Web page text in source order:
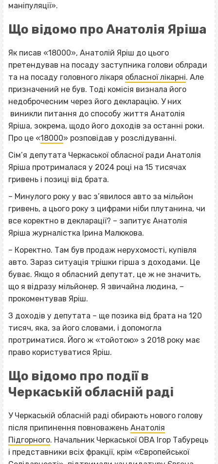
маніпуляції».
Що відомо про Анатолія Яріша
Як писав «18000», Анатолій Яріш до цього
претендував на посаду заступника голови облради
та на посаду головного лікаря обласної лікарні. Але
призначений не був. Тоді комісія визнала його
недоброчесним через його декларацію. У них
виникли питання до способу життя Анатолія
Яріша, зокрема, щодо його доходів за останні роки.
Про це «18000» розповідав у розслідуванні.
Сім’я депутата Черкаської обласної ради Анатолія
Яріша протрималася у 2024 році на 15 тисячах
гривень і позиці від брата.
– Минулого року у вас з’явилося авто за мільйон
гривень, а цього року з цифрами ніби плутанина, чи
все коректно в декларації? – запитує Анатолія
Яріша журналістка Ірина Малюкова.
– Коректно. Там був продаж нерухомості, купівля
авто. Зараз ситуація трішки гірша з доходами. Це
буває. Якщо я обласний депутат, це ж не значить,
що я відразу мільйонер. Я звичайна людина, –
прокоментував Яріш.
З доходів у депутата – ще позика від брата на 120
тисяч, яка, за його словами, і допомогла
протриматися. Його ж «тойотою» з 2018 року має
право користуватися Яріш.
Що відомо про події в
Черкаській обласній раді
У Черкаській обласній раді обирають нового голову
після припинення повноважень Анатолія
Підгорного. Начальник Черкаської ОВА Ігор Табурець
і представники всіх фракції, крім «Європейської